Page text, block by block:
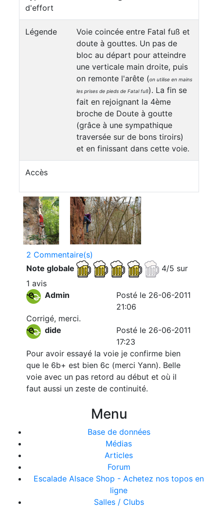
d'effort
Légende
Voie coincée entre Fatal fuß et
doute à gouttes. Un pas de
bloc au départ pour atteindre
une verticale main droite, puis
on remonte l'arête (on utilise en mains
les prises de pieds de Fatal fuß). La fin se
fait en rejoignant la 4ème
broche de Doute à goutte
(grâce à une sympathique
traversée sur de bons tiroirs)
et en finissant dans cette voie.
Accès
2 Commentaire(s)
Note globale
4/5 sur
1 avis
Admin
Posté le 26-06-2011
21:06
Corrigé, merci.
dide
Posté le 26-06-2011
17:23
Pour avoir essayé la voie je confirme bien
que le 6b+ est bien 6c (merci Yann). Belle
voie avec un pas retord au début et où il
faut aussi un zeste de continuité.
Menu
Base de données
Médias
Articles
Forum
Escalade Alsace Shop - Achetez nos topos en
ligne
Salles / Clubs